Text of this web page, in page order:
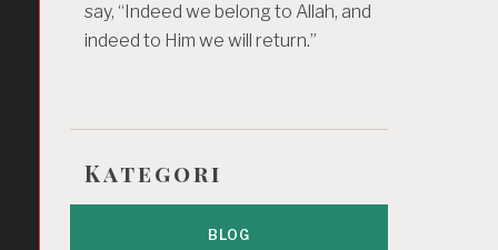
say, “Indeed we belong to Allah, and
indeed to Him we will return.”
Kategori
BLOG